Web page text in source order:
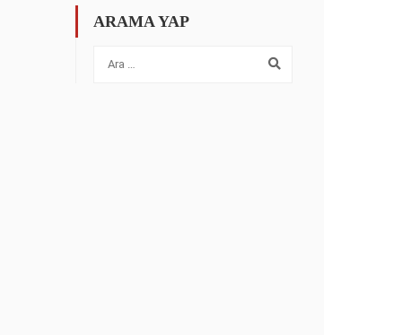
ARAMA YAP